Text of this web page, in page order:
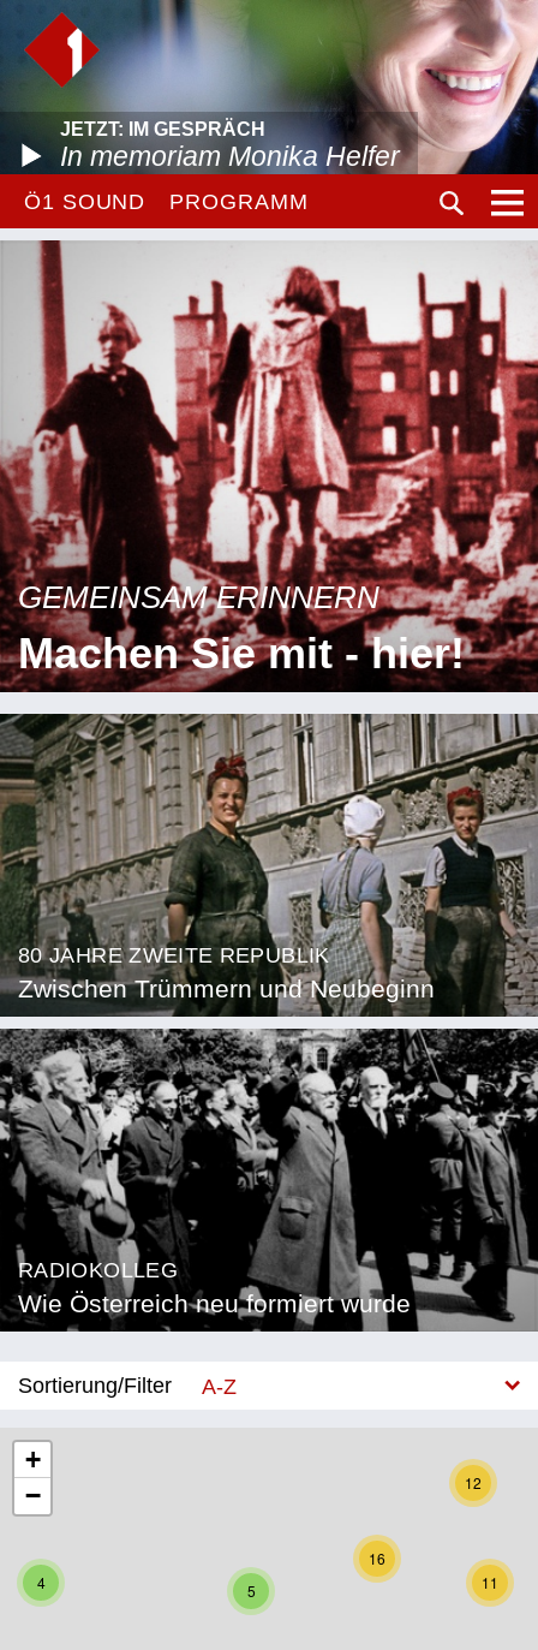
JETZT: IM GESPRÄCH
In memoriam Monika Helfer
Ö1 SOUND PROGRAMM
GEMEINSAM ERINNERN
Machen Sie mit - hier!
80 JAHRE ZWEITE REPUBLIK
Zwischen Trümmern und Neubeginn
RADIOKOLLEG
Wie Österreich neu formiert wurde
Sortierung/Filter
A-Z
Kärnten
5
12
16
11
4
+
−